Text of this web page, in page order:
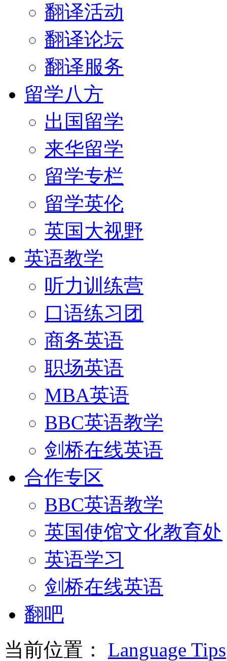
翻译活动
翻译论坛
翻译服务
留学八方
出国留学
来华留学
留学专栏
留学英伦
英国大视野
英语教学
听力训练营
口语练习团
商务英语
职场英语
MBA英语
BBC英语教学
剑桥在线英语
合作专区
BBC英语教学
英国使馆文化教育处
英语学习
剑桥在线英语
翻吧
当前位置： Language Tips